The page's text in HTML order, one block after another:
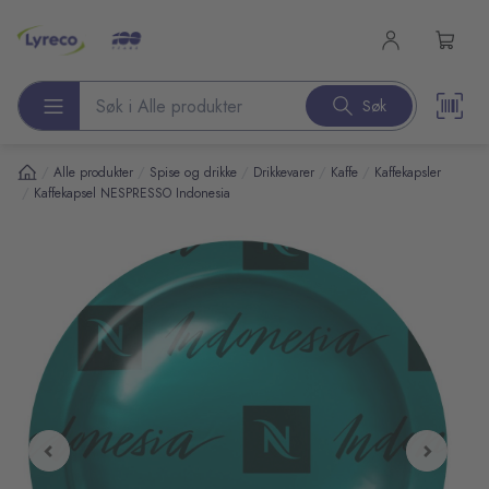
Søk etter produkter Søk
Alle produkter Spise og drikke Drikkevarer Kaffe Kaffekapsler
Kaffekapsel NESPRESSO Indonesia